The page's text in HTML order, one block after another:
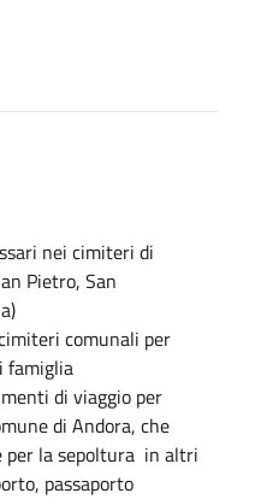
nei cimiteri di
Pietro, San
comunali per
famiglia
di viaggio per
di Andora, che
per la sepoltura in altri
passaporto